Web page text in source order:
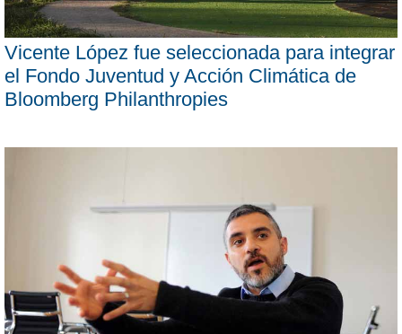
Vicente López fue seleccionada para integrar
el Fondo Juventud y Acción Climática de
Bloomberg Philanthropies